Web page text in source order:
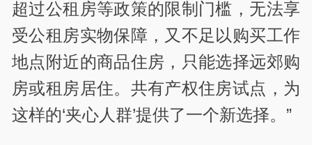
超过公租房等政策的限制门槛，无法享
受公租房实物保障，又不足以购买工作
地点附近的商品住房，只能选择远郊购
房或租房居住。共有产权住房试点，为
这样的‘夹心人群’提供了一个新选择。”